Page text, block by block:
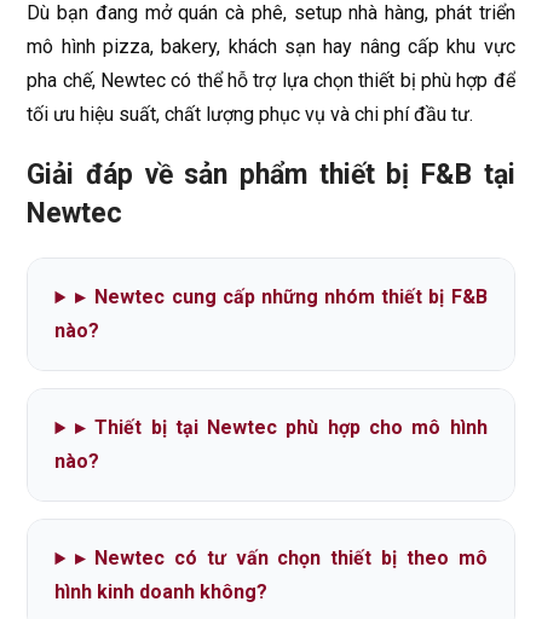
Dù bạn đang mở quán cà phê, setup nhà hàng, phát triển
mô hình pizza, bakery, khách sạn hay nâng cấp khu vực
pha chế, Newtec có thể hỗ trợ lựa chọn thiết bị phù hợp để
tối ưu hiệu suất, chất lượng phục vụ và chi phí đầu tư.
Giải đáp về sản phẩm thiết bị F&B tại
Newtec
▸ Newtec cung cấp những nhóm thiết bị F&B
nào?
▸ Thiết bị tại Newtec phù hợp cho mô hình
nào?
▸ Newtec có tư vấn chọn thiết bị theo mô
hình kinh doanh không?